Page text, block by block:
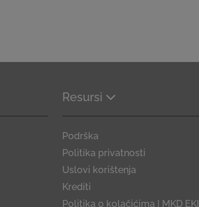
Resursi
Podrška
Politika privatnosti
Uslovi korištenja
Krediti
Politika o kolačićima | MKD EKI